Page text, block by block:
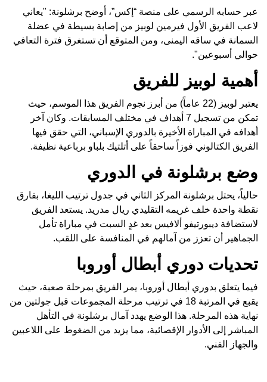
عبر حسابه الرسمي على منصة “إكس”، أوضح برشلونة: "يعاني
لاعب الفريق الأول فيرمين لوبيز من إصابة بسيطة في عضلة
السمانة في ساقه اليمنى، ومن المتوقع أن تستغرق فترة التعافي
حوالي أسبوعين".
أهمية لوبيز للفريق
يعتبر لوبيز (22 عاماً) من أبرز نجوم الفريق هذا الموسم، حيث
تمكن من تسجيل 7 أهداف في مختلف المسابقات. وكان آخر
أهدافه في المباراة الأخيرة بالدوري الإسباني، التي حقق فيها
الفريق الكتالوني فوزاً ساحقاً على أتلتيك بلباو برباعية نظيفة.
وضع برشلونة في الدوري
حالياً، يحتل برشلونة المركز الثاني في جدول ترتيب الليغا، بفارق
نقطة واحدة خلف غريمه التقليدي ريال مدريد. يستعد الفريق
لاستضافة ديبورتيفو ألافيس بعد غدٍ السبت في مباراة تأمل
الجماهير أن تعزز من آمالهم في المنافسة على اللقب.
تحديات دوري أبطال أوروبا
فيما يتعلق بدوري أبطال أوروبا، يمر الفريق بمرحلة صعبة، حيث
يقبع في المرتبة 18 في ترتيب مرحلة المجموعات قبل جولتين من
نهاية هذه المرحلة. هذا الوضع يهدد آمال برشلونة في التأهل
المباشر إلى الأدوار الإقصائية، مما يزيد من الضغوط على اللاعبين
والجهاز الفني.